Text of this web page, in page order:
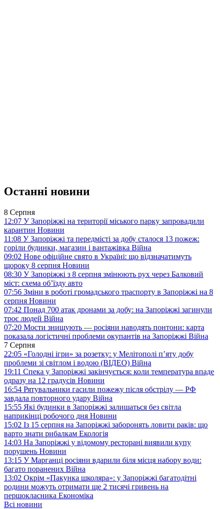
Останні новини
8 Серпня
12:07 У Запоріжжі на території міського парку запровадили
карантин Новини
11:08 У Запоріжжі та передмісті за добу сталося 13 пожеж:
горіли будинки, магазин і вантажівка Війна
09:02 Нове офіційне свято в Україні: що відзначатимуть
щороку 8 серпня Новини
08:30 У Запоріжжі з 8 серпня змінюють рух через Балковий
міст: схема об’їзду авто
07:56 Зміни в роботі громадського траспорту в Запоріжжі на 8
серпня Новини
07:42 Понад 700 атак дронами за добу: на Запоріжжі загинули
троє людей Війна
07:20 Мости знищують — росіяни наводять понтони: карта
показала логістичні проблеми окупантів на Запоріжжі Війна
7 Серпня
22:05 «Голодні ігри» за розетку: у Мелітополі п’яту добу
проблеми зі світлом і водою (ВІДЕО) Війна
19:11 Спека у Запоріжжі закінчується: коли температура впаде
одразу на 12 градусів Новини
16:54 Рятувальники гасили пожежу після обстрілу — РФ
завдала повторного удару Війна
15:55 Які будинки в Запоріжжі залишаться без світла
наприкінці робочого дня Новини
15:02 Із 15 серпня на Запоріжжі заборонять ловити раків: що
варто знати рибалкам Екологія
14:03 На Запоріжжі у відомому ресторані виявили купу
порушень Новини
13:15 У Марганці росіяни вдарили біля місця набору води:
багато поранених Війна
13:02 Окрім «Пакунка школяра»: у Запоріжжі багатодітні
родини можуть отримати ще 2 тисячі гривень на
першокласника Економіка
Всі новини